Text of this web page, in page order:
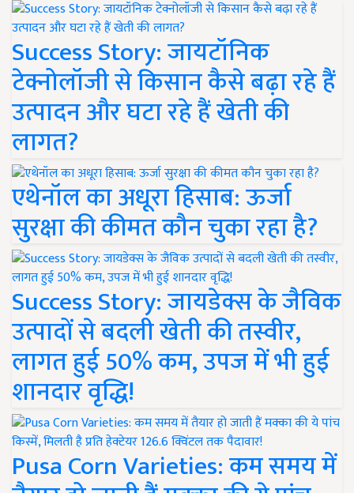
Success Story: जायटॉनिक
टेक्नोलॉजी से किसान कैसे बढ़ा रहे हैं
उत्पादन और घटा रहे हैं खेती की
लागत?
एथेनॉल का अधूरा हिसाब: ऊर्जा
सुरक्षा की कीमत कौन चुका रहा है?
Success Story: जायडेक्स के जैविक
उत्पादों से बदली खेती की तस्वीर,
लागत हुई 50% कम, उपज में भी हुई
शानदार वृद्धि!
Pusa Corn Varieties: कम समय में